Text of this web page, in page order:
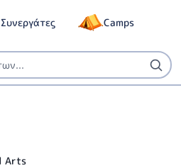
Συνεργάτες Camps
Arts